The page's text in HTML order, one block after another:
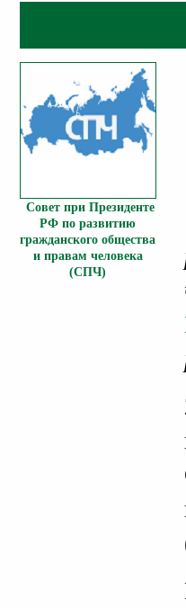
Совет при Президенте
РФ по развитию
гражданского общества
и правам человека
(СПЧ)